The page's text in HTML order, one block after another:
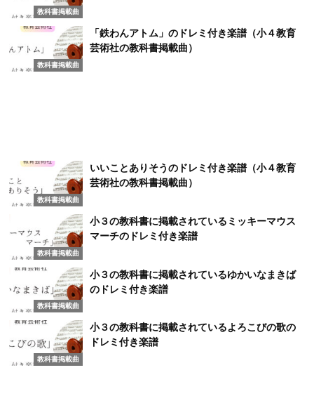
教科書掲載曲
教科書掲載曲
「鉄わんアトム」のドレミ付き楽譜（小４教育
芸術社の教科書掲載曲）
教科書掲載曲
いいことありそうのドレミ付き楽譜（小４教育
芸術社の教科書掲載曲）
教科書掲載曲
小３の教科書に掲載されているミッキーマウス
マーチのドレミ付き楽譜
教科書掲載曲
小３の教科書に掲載されているゆかいなまきば
のドレミ付き楽譜
教科書掲載曲
小３の教科書に掲載されているよろこびの歌の
ドレミ付き楽譜